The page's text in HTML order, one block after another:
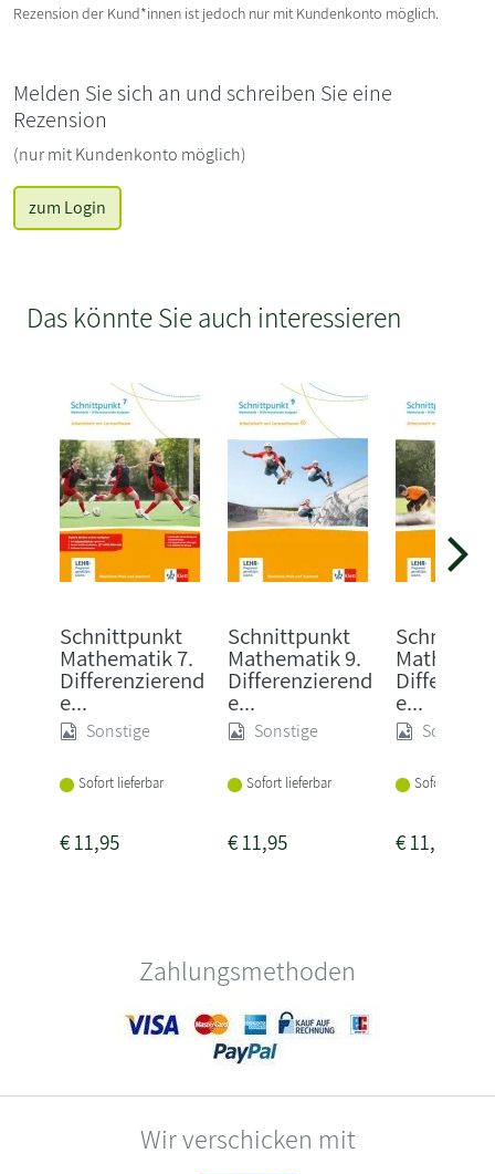
Rezension der Kund*innen ist jedoch nur mit Kundenkonto möglich.
Melden Sie sich an und schreiben Sie eine
Rezension
(nur mit Kundenkonto möglich)
zum Login
Das könnte Sie auch interessieren
Schnittpunkt
Mathematik 7.
Differenzierend
e...
Sonstige
Sofort lieferbar
€11,95
Schnittpunkt
Mathematik 9.
Differenzierend
e...
Sonstige
Sofort lieferbar
€11,95
e...
Sonstige
Sofort
€11,95
Zahlungsmethoden
Wir verschicken mit